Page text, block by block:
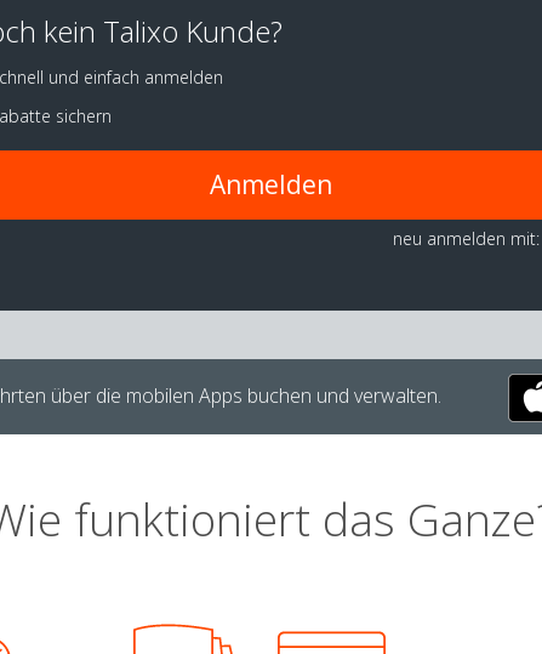
kein Talixo Kunde?
und einfach anmelden
sichern
Anmelden
neu anmelden mit:
über die mobilen Apps buchen und verwalten.
funktioniert das